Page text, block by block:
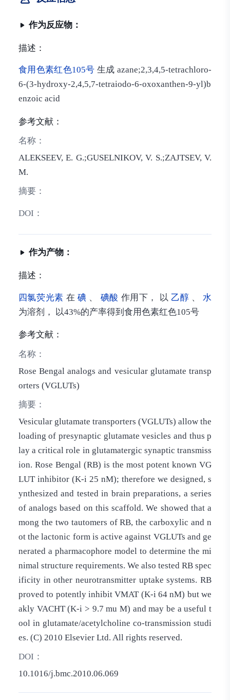
作为反应物：
描述：
食用色素红色105号 生成 azane;2,3,4,5-tetrachloro-
6-(3-hydroxy-2,4,5,7-tetraiodo-6-oxoxanthen-9-yl)b
enzoic acid
参考文献：
名称：
ALEKSEEV, E. G.;GUSELNIKOV, V. S.;ZAJTSEV, V.
M.
摘要：
DOI：
作为产物：
描述：
四氯荧光素 在 碘 、 碘酸 作用下， 以 乙醇 、 水
为溶剂， 以43%的产率得到食用色素红色105号
参考文献：
名称：
Rose Bengal analogs and vesicular glutamate transp
orters (VGLUTs)
摘要：
Vesicular glutamate transporters (VGLUTs) allow the
loading of presynaptic glutamate vesicles and thus p
lay a critical role in glutamatergic synaptic transmiss
ion. Rose Bengal (RB) is the most potent known VG
LUT inhibitor (K-i 25 nM); therefore we designed, s
ynthesized and tested in brain preparations, a series
of analogs based on this scaffold. We showed that a
mong the two tautomers of RB, the carboxylic and n
ot the lactonic form is active against VGLUTs and ge
nerated a pharmacophore model to determine the mi
nimal structure requirements. We also tested RB spec
ificity in other neurotransmitter uptake systems. RB
proved to potently inhibit VMAT (K-i 64 nM) but we
akly VACHT (K-i > 9.7 mu M) and may be a useful t
ool in glutamate/acetylcholine co-transmission studi
es. (C) 2010 Elsevier Ltd. All rights reserved.
DOI：
10.1016/j.bmc.2010.06.069